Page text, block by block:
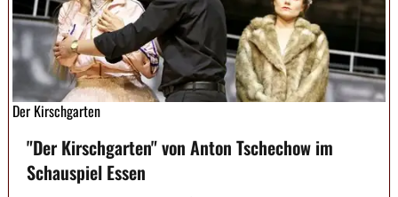
Der Kirschgarten
"Der Kirschgarten" von Anton Tschechow im
Schauspiel Essen